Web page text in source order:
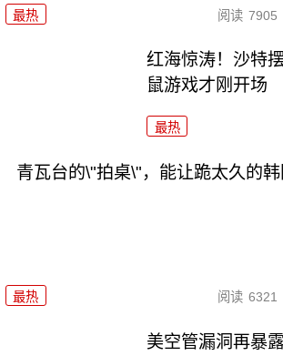
最热 阅读 7905
红海惊涛！沙特
鼠游戏才刚开场
最热
青瓦台的\"拍桌\"，能让跪太久的韩
最热 阅读 6321
美空管漏洞再暴